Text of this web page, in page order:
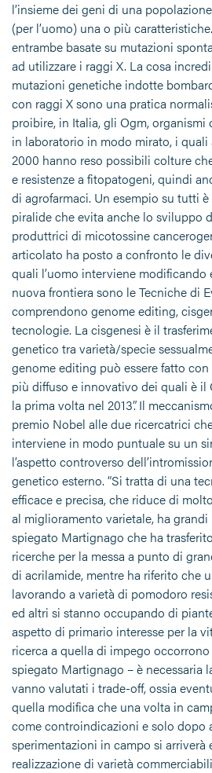
l’insieme dei geni di una
(per l’uomo) una o più
entrambe basate su mutazioni
ad utilizzare i raggi X. La cosa
mutazioni genetiche indotte
con raggi X sono una pratica
proibire, in Italia, gli Ogm,
in laboratorio in modo mirato, i
2000 hanno reso possibili colture
e resistenze a fitopatogeni, quindi
di agrofarmaci. Un esempio su tutti
piralide che evita anche lo sviluppo
produttrici di micotossine
articolato ha posto a confronto le
quali l’uomo interviene modificando
nuova frontiera sono le Tecniche di
comprendono genome editing,
tecnologie. La cisgenesi è il
genetico tra varietà/specie
genome editing può essere fatto
più diffuso e innovativo dei quali è il
la prima volta nel 2013”. Il
premio Nobel alle due ricercatrici
interviene in modo puntuale su un
l’aspetto controverso
genetico esterno. “Si tratta di una
efficace e precisa, che riduce di
al miglioramento varietale, ha grandi
spiegato Martignago che ha
ricerche per la messa a punto di
di acrilamide, mentre ha riferito che
lavorando a varietà di pomodoro
ed altri si stanno occupando di
aspetto di primario interesse per la
ricerca a quella di impego
spiegato Martignago – è necessaria
vanno valutati i trade-off, ossia
quella modifica che una volta in
come controindicazioni e solo dopo
sperimentazioni in campo si arriverà
realizzazione di varietà